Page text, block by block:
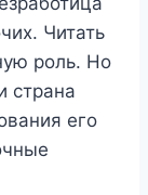
Читать
роль. Но
страна
его